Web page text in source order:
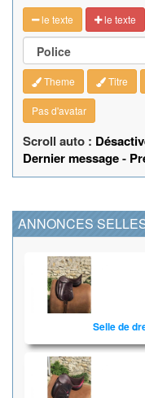
le texte le texte
Theme Titre
Pas d'avatar
Scroll auto :
Dernier message-
ANNONCES
Selle de